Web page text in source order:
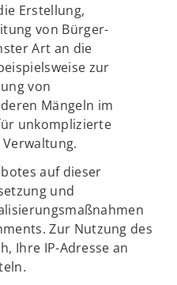
Erstellung,
von Bürger-
Art an die
zur
von
Mängeln im
unkomplizierte
auf dieser
und
Zur Nutzung des
Ihre IP-Adresse an